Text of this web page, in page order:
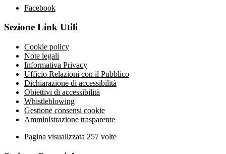
Facebook
Sezione Link Utili
Cookie policy
Note legali
Informativa Privacy
Ufficio Relazioni con il Pubblico
Dichiarazione di accessibilità
Obiettivi di accessibilità
Whistleblowing
Gestione consensi cookie
Amministrazione trasparente
Pagina visualizzata 257 volte